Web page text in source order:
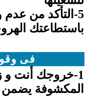
5-التأكد من عدم
باستطاعتك
فى
1-خروجك أنت و
المكشوفة يضمن